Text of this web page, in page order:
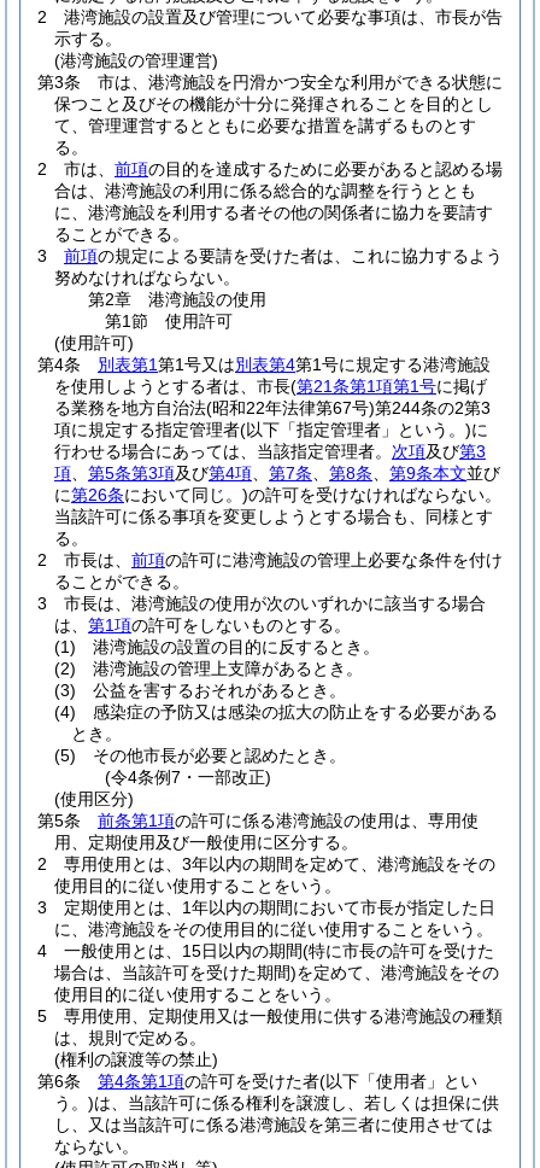
2
港湾施設の設置及び管理について必要な事項は、市長が告
示する。
(港湾施設の管理運営)
第3条
市は、港湾施設を円滑かつ安全な利用ができる状態に
保つこと及びその機能が十分に発揮されることを目的とし
て、管理運営するとともに必要な措置を講ずるものとす
る。
2
市は、 前項の目的を達成するために必要があると認める場
合は、港湾施設の利用に係る総合的な調整を行うととも
に、港湾施設を利用する者その他の関係者に協力を要請す
ることができる。
3
前項の規定による要請を受けた者は、これに協力するよう
努めなければならない。
第2章
港湾施設の使用
第1節
使用許可
(使用許可)
第4条
別表第1第1号又は別表第4第1号に規定する港湾施設
を使用しようとする者は、市長(第21条第1項第1号に掲げ
る業務を地方自治法(昭和22年法律第67号)第244条の2第3
項に規定する指定管理者(以下「指定管理者」という。)に
行わせる場合にあっては、当該指定管理者。 次項及び第3
項
第5条第3項及び第4項 第7条 第8条 第9条本文並び
に第26条において同じ。)の許可を受けなければならない。
当該許可に係る事項を変更しようとする場合も、同様とす
る。
2
市長は、 前項の許可に港湾施設の管理上必要な条件を付け
ることができる。
3
市長は、港湾施設の使用が次のいずれかに該当する場合
は、 第1項の許可をしないものとする。
(1)
港湾施設の設置の目的に反するとき。
(2)
港湾施設の管理上支障があるとき。
(3)
公益を害するおそれがあるとき。
(4)
感染症の予防又は感染の拡大の防止をする必要がある
とき。
(5)
その他市長が必要と認めたとき。
(令4条例7・一部改正)
(使用区分)
第5条
前条第1項の許可に係る港湾施設の使用は、専用使
用、定期使用及び一般使用に区分する。
2
専用使用とは、3年以内の期間を定めて、港湾施設をその
使用目的に従い使用することをいう。
3
定期使用とは、1年以内の期間において市長が指定した日
に、港湾施設をその使用目的に従い使用することをいう。
4
一般使用とは、15日以内の期間(特に市長の許可を受けた
場合は、当該許可を受けた期間)を定めて、港湾施設をその
使用目的に従い使用することをいう。
5
専用使用、定期使用又は一般使用に供する港湾施設の種類
は、規則で定める。
(権利の譲渡等の禁止)
第6条
第4条第1項の許可を受けた者(以下「使用者」とい
う。)は、当該許可に係る権利を譲渡し、若しくは担保に供
し、又は当該許可に係る港湾施設を第三者に使用させては
ならない。